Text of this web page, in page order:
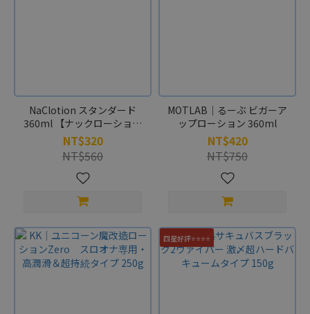
NaClotion スタンダード
360ml 【ナックローション
スタンダード 塩分配合の高
浸透ローション】
NT$320
NT$560
MOTLAB｜るーぶ ビガーア
ップローション 360ml
NT$420
NT$750
四星好評⭐⭐⭐⭐